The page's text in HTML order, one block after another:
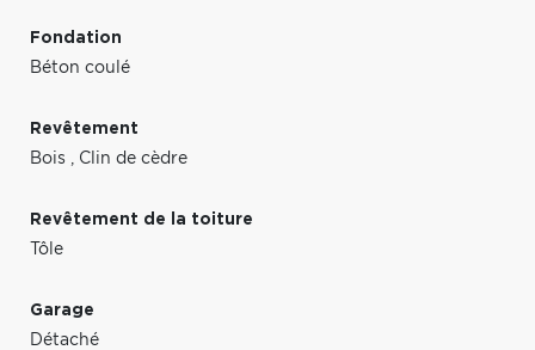
Fondation
Béton coulé
Revêtement
Bois , Clin de cèdre
Revêtement de la toiture
Tôle
Garage
Détaché